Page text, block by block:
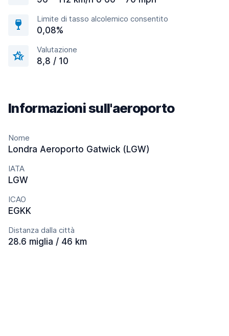
Limite di tasso alcolemico consentito
0,08%
Valutazione
8,8 / 10
Informazioni sull'aeroporto
Nome
Londra Aeroporto Gatwick (LGW)
IATA
LGW
ICAO
EGKK
Distanza dalla città
28.6 miglia / 46 km